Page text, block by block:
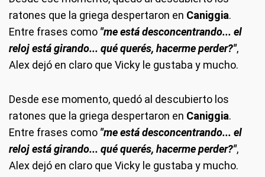
ratones que la griega despertaron en Caniggia.
Entre frases como "me está desconcentrando... el
reloj está girando... qué querés, hacerme perder?",
Alex dejó en claro que Vicky le gustaba y mucho.
Desde ese momento, quedó al descubierto los
ratones que la griega despertaron en Caniggia.
Entre frases como "me está desconcentrando... el
reloj está girando... qué querés, hacerme perder?",
Alex dejó en claro que Vicky le gustaba y mucho.